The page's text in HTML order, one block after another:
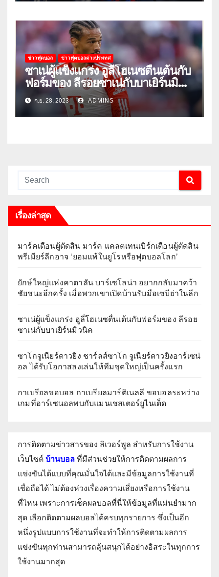
ข่าวฟุตบอล ข่าวฟุตบอลต่างประเทศ
ซาเน่ผู้แข็งแกร่ง อูลี่โฮเนซตื่นเต้นกับ
ฟอร์มของ ลีรอยซาเน่กับบาเยิร์นมิ
วนิคก.ย. 28, 2023 ADMINS
เรื่องล่าสุด
มาร์คเตือนผู้ตัดสิน มาร์ค แคลตเทนเบิร์กเตือนผู้ตัดสิน
พรีเมียร์ลีกอาจ ‘ยอมแพ้ในยูโรหรือฟุตบอลโลก’
ยักษ์ใหญ่แห่งคาตาลัน บาร์เซโลน่า อยากกลับมาคว้า
ชัยชนะอีกครั้ง เมื่อพวกเขาเปิดบ้านรับมือเซบีย่าในลีก
ซาเน่ผู้แข็งแกร่ง อูลี่โฮเนซตื่นเต้นกับฟอร์มของ ลีรอย
ซาเน่กับบาเยิร์นมิวนิค
ซาโกจูเนียร์ดาวยิง ชาร์ลส์ซาโก จูเนียร์ดาวยิงอาร์เซน่
อล ได้รับโอกาสลงเล่นให้ทีมชุดใหญ่เป็นครั้งแรก
กาเบรียลขอบอล กาเบรียลมาร์ติเนลลี ขอบอลระหว่าง
เกมที่อาร์เซนอลพบกับแมนเชสเตอร์ยูไนเต็ด
การติดตามข่าวสารของ ลิเวอร์พูล สำหรับการใช้งาน
เว็บไซต์ บ้านบอล ที่มีส่วนช่วยให้การติดตามผลการ
แข่งขันได้แบบที่คุณมั่นใจได้และมีข้อมูลการใช้งานที่
เชื่อถือได้ ไม่ต้องห่วงเรื่องความเสี่ยงหรือการใช้งาน
ที่ไหน เพราะการเช็คผลบอลที่นี่ให้ข้อมูลที่แม่นยำมาก
สุด เลือกติดตามผลบอลได้ครบทุกรายการ ซึ่งเป็นอีก
หนึ่งรูปแบบการใช้งานที่จะทำให้การติดตามผลการ
แข่งขันทุกท่านสามารถลุ้นสนุกได้อย่างอิสระในทุกการ
ใช้งานมากสุด